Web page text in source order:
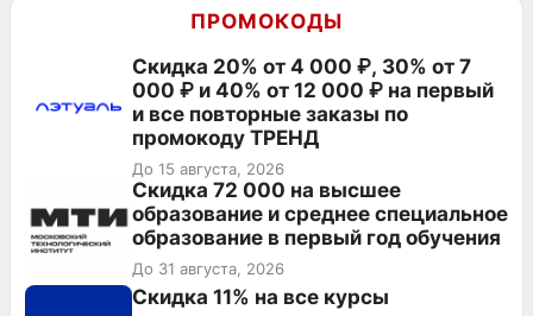
ПРОМОКОДЫ
Скидка 20% от 4 000 ₽, 30% от 7
000 ₽ и 40% от 12 000 ₽ на первый
и все повторные заказы по
промокоду ТРЕНД
До 15 августа, 2026
Скидка 72 000 на высшее
образование и среднее специальное
образование в первый год обучения
До 31 августа, 2026
Скидка 11% на все курсы